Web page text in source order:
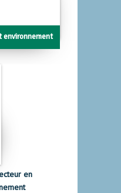
environnement
en